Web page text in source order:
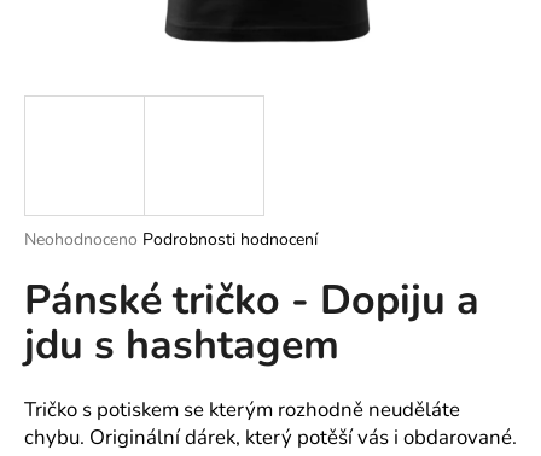
Průměrné
produktu
je
0,0
hvězdiček.
Neohodnoceno Podrobnosti hodnocení
Pánské tričko - Dopiju a
jdu s hashtagem
Tričko s potiskem se kterým rozhodně neuděláte
chybu. Originální dárek, který potěší vás i obdarované.
í
HLEDAT
o
p